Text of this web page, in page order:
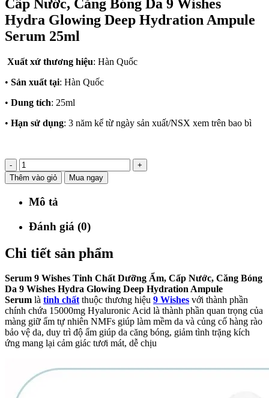
Cấp Nước, Căng Bóng Da 9 Wishes
Hydra Glowing Deep Hydration Ampule
Serum 25ml
Xuất xứ thương hiệu: Hàn Quốc
• Sản xuất tại: Hàn Quốc
• Dung tích: 25ml
• Hạn sử dụng: 3 năm kể từ ngày sản xuất/NSX xem trên bao bì
-
+
Thêm vào giỏ
Mua ngay
Mô tả
Đánh giá (0)
Chi tiết sản phẩm
Serum 9 Wishes Tinh Chất Dưỡng Ẩm, Cấp Nước, Căng Bóng
Da 9 Wishes Hydra Glowing Deep Hydration Ampule
Serum là tinh chấtthuộc thương hiệu 9 Wishes với thành phần
chính chứa 15000mg Hyaluronic Acid là thành phần quan trọng của
màng giữ ẩm tự nhiên NMFs giúp làm mềm da và củng cố hàng rào
bảo vệ da, duy trì độ ẩm giúp da căng bóng, giảm tình trặng kích
ứng mang lại cảm giác tươi mát, dễ chịu